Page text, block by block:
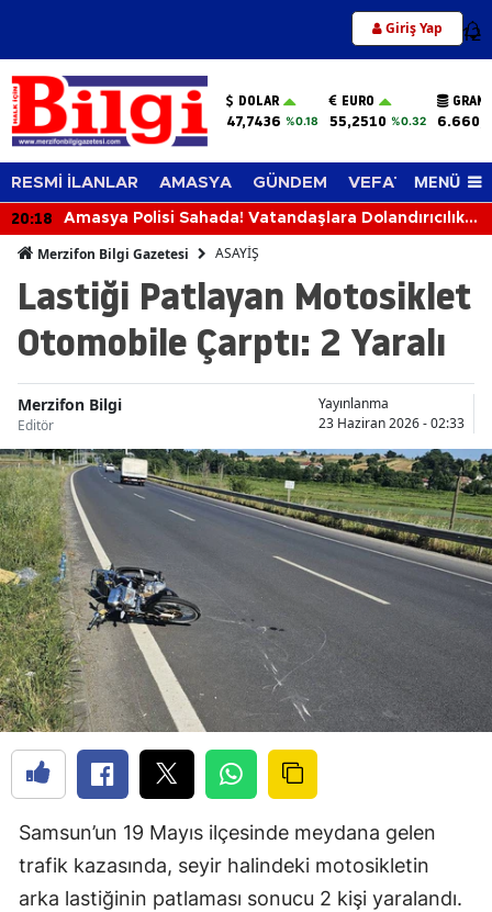
Giriş Yap 12
DOLAR
47,7436 %0.18
EURO
55,2510 %0.32
RESMİ İLANLAR AMASYA GÜNDEM VEFAT EDENLER
MENÜ
20:18
Amasya Polisi Sahada! Vatandaşlara Dolandırıcılık,
Merzifon Bilgi Gazetesi ASAYİŞ
Lastiği Patlayan Motosiklet
Otomobile Çarptı: 2 Yaralı
Merzifon Bilgi
Editör
Yayınlanma
23 Haziran 2026 - 02:33
Samsun’un 19 Mayıs ilçesinde meydana gelen
trafik kazasında, seyir halindeki motosikletin
arka lastiğinin patlaması sonucu 2 kişi yaralandı.